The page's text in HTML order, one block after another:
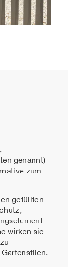
genannt)
zum
gefüllten
wirken sie